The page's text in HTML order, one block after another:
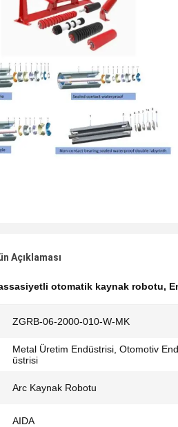
Açıklaması
otomatik kaynak robotu,
ZGRB-06-2000-010-W-MK
Metal Üretim Endüstrisi, Otomotiv End
üstrisi
Arc Kaynak Robotu
AIDA